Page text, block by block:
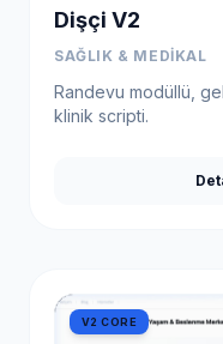
Dişçi V2
SAĞLIK & MEDIKAL
Randevu modüllü,
klinik scripti.
V2 CORE